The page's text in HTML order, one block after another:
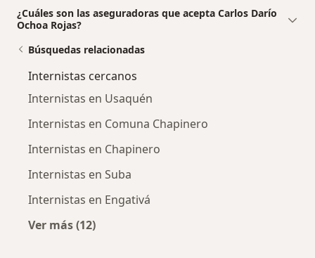
¿Cuáles son las aseguradoras que acepta Carlos Darío
Ochoa Rojas?
Búsquedas relacionadas
Internistas cercanos
Internistas en Usaquén
Internistas en Comuna Chapinero
Internistas en Chapinero
Internistas en Suba
Internistas en Engativá
Ver más (12)